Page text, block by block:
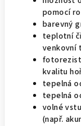
pomocí
barevný
teplotní
venkovní
kvalitu
tepelná
tepelná
volné
(např.